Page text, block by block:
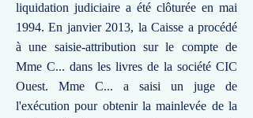
liquidation judiciaire a été clôturée en mai
1994. En janvier 2013, la Caisse a procédé
à une saisie-attribution sur le compte de
Mme C... dans les livres de la société CIC
Ouest. Mme C... a saisi un juge de
l'exécution pour obtenir la mainlevée de la